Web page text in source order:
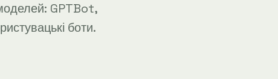
GPTBot,
боти.